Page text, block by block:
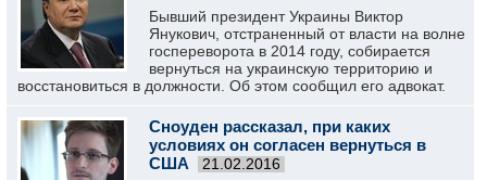
Бывший президент Украины Виктор
Янукович, отстраненный от власти на волне
госпереворота в 2014 году, собирается
вернуться на украинскую территорию и
восстановиться в должности. Об этом сообщил его адвокат.
Сноуден рассказал, при каких
условиях он согласен вернуться в
США
21.02.2016